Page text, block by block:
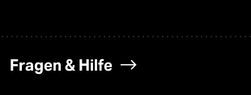
Fragen & Hilfe